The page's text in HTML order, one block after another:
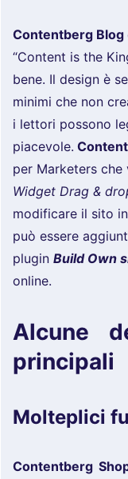
Contentberg Blog
“Content is the
bene. Il design è
minimi che non
i lettori possono
piacevole.
per Marketers
Widget Drag &
modificare il sito
può essere
plugin Build Own
online.
Alcune
principali
Molteplici
Contentberg